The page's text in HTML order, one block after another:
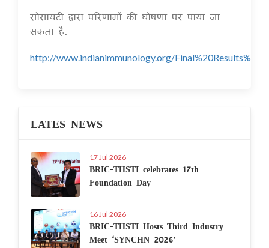
सोसायटी द्वारा परिणामों की घोषणा पर पाया जा
सकता है:
http://www.indianimmunology.org/
LATES NEWS
17 Jul 2026
BRIC-THSTI celebrates 17th
Foundation Day
16 Jul 2026
BRIC-THSTI Hosts Third Industry
Meet ‘SYNCHN 2026’